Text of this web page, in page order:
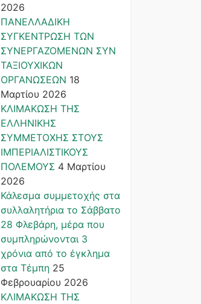
2026
ΠΑΝΕΛΛΑΔΙΚΗ
ΣΥΓΚΕΝΤΡΩΣΗ ΤΩΝ
ΣΥΝΕΡΓΑΖΟΜΕΝΩΝ ΣΥΝ
ΤΑΞΙΟΥΧΙΚΩΝ
ΟΡΓΑΝΩΣΕΩΝ 18
Μαρτίου 2026
ΚΛΙΜΑΚΩΣΗ ΤΗΣ
ΕΛΛΗΝΙΚΗΣ
ΣΥΜΜΕΤΟΧΗΣ ΣΤΟΥΣ
ΙΜΠΕΡΙΑΛΙΣΤΙΚΟΥΣ
ΠΟΛΕΜΟΥΣ 4 Μαρτίου
2026
Κάλεσμα συμμετοχής στα
συλλαλητήρια το Σάββατο
28 Φλεβάρη, μέρα που
συμπληρώνονται 3
χρόνια από το έγκλημα
στα Τέμπη 25
Φεβρουαρίου 2026
ΚΛΙΜΑΚΩΣΗ ΤΗΣ